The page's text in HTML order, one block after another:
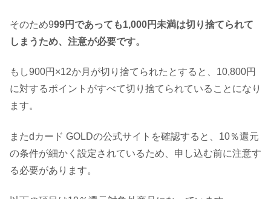
そのため999円であっても1,000円未満は切り捨てられて
しまうため、注意が必要です。
もし900円×12か月が切り捨てられたとすると、10,800円
に対するポイントがすべて切り捨てられていることになり
ます。
またdカード GOLDの公式サイトを確認すると、10％還元
の条件が細かく設定されているため、申し込む前に注意す
る必要があります。